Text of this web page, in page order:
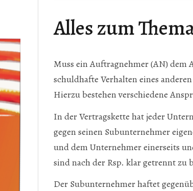
Alles zum
Muss ein Auftragnehmer (AN) dem
schuldhafte Verhalten eines
Hierzu bestehen verschiedene
In der Vertragskette hat jeder
gegen seinen Subunternehmer
und dem Unternehmer einerseits
sind nach der Rsp. klar getrennt zu
Der Subunternehmer haftet